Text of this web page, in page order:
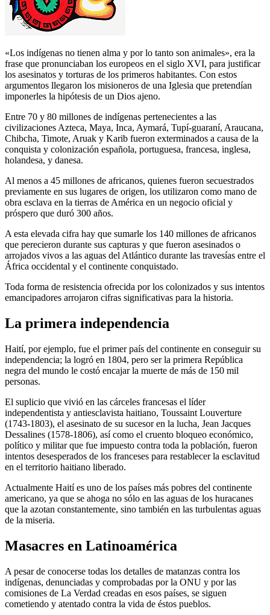
«Los indígenas no tienen alma y por lo tanto son animales», era la
frase que pronunciaban los europeos en el siglo XVI, para justificar
los asesinatos y torturas de los primeros habitantes. Con estos
argumentos llegaron los misioneros de una Iglesia que pretendían
imponerles la hipótesis de un Dios ajeno.
Entre 70 y 80 millones de indígenas pertenecientes a las
civilizaciones Azteca, Maya, Inca, Aymará, Tupí-guaraní, Araucana,
Chibcha, Timote, Aruak y Karib fueron exterminados a causa de la
conquista y colonización española, portuguesa, francesa, inglesa,
holandesa, y danesa.
Al menos a 45 millones de africanos, quienes fueron secuestrados
previamente en sus lugares de origen, los utilizaron como mano de
obra esclava en la tierras de América en un negocio oficial y
próspero que duró 300 años.
A esta elevada cifra hay que sumarle los 140 millones de africanos
que perecieron durante sus capturas y que fueron asesinados o
arrojados vivos a las aguas del Atlántico durante las travesías entre el
África occidental y el continente conquistado.
Toda forma de resistencia ofrecida por los colonizados y sus intentos
emancipadores arrojaron cifras significativas para la historia.
La primera independencia
Haití, por ejemplo, fue el primer país del continente en conseguir su
independencia; la logró en 1804, pero ser la primera República
negra del mundo le costó encajar la muerte de más de 150 mil
personas.
El suplicio que vivió en las cárceles francesas el líder
independentista y antiesclavista haitiano, Toussaint Louverture
(1743-1803), el asesinato de su sucesor en la lucha, Jean Jacques
Dessalines (1578-1806), así como el cruento bloqueo económico,
político y militar que fue impuesto contra toda la población, fueron
intentos desesperados de los franceses para restablecer la esclavitud
en el territorio haitiano liberado.
Actualmente Haití es uno de los países más pobres del continente
americano, ya que se ahoga no sólo en las aguas de los huracanes
que la azotan constantemente, sino también en las turbulentas aguas
de la miseria.
Masacres en Latinoamérica
A pesar de conocerse todas los detalles de matanzas contra los
indígenas, denunciadas y comprobadas por la ONU y por las
comisiones de La Verdad creadas en esos países, se siguen
cometiendo y atentado contra la vida de éstos pueblos.